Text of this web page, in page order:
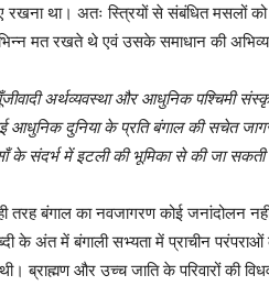
था। अतः स्त्रियों से संबंधित मसलों को
मत रखते थे एवं उसके समाधान की
अर्थव्यवस्था और आधुनिक पश्चिमी
आधुनिक दुनिया के प्रति बंगाल की सचेत
के संदर्भ में इटली की भूमिका से की जा सकती
तरह बंगाल का नवजागरण कोई जनांदोलन
के अंत में बंगाली सभ्यता में प्राचीन
ब्राह्मण और उच्च जाति के परिवारों की